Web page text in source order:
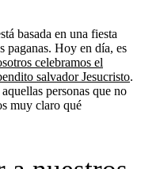
basada en una fiesta
paganas. Hoy en día, es
celebramos el
salvador Jesucristo.
personas que no
muy claro qué